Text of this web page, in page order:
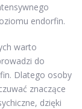
endorfin.
warto
do
Dlatego osoby
znaczące
dzięki